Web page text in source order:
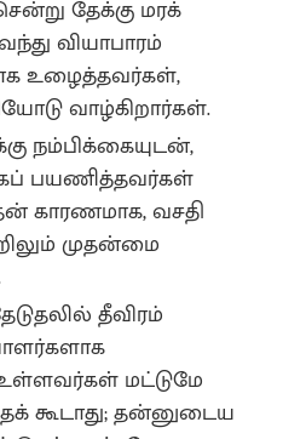
தேக்கு மரக்
வியாபாரம்
உழைத்தவர்கள்,
வாழ்கிறார்கள்.
நம்பிக்கையுடன்,
பயணித்தவர்கள்
காரணமாக, வசதி
முதன்மை
தீவிரம்
மட்டுமே
கூடாது; தன்னுடைய